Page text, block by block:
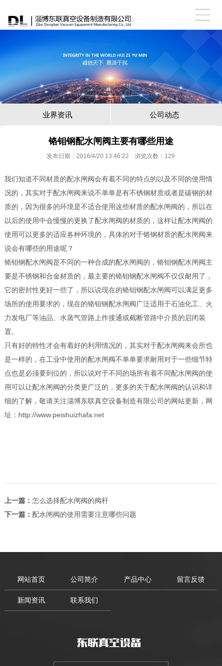
业界资讯 公司动态
铬钼钢配水闸阀主要有哪些用途
发布日期：2016/4/20 13:46:22 浏览次数： 129
我们知道不同材质的配水闸阀会有着不同的特点的以及不同的使用情
况的，其实对于配水闸阀来说不单单是有不锈钢材质或者是碳钢的材
质的，因为很多的环境是不适合使用这些材质的配水闸阀的，所以在
以后的使用中会慢慢的更换了配水闸阀的材质的，这样让配水闸阀的
使用可以更多的适应各种环境的，具体的对于铬钢材质的配水闸阀来
说会有哪些的用途呢？
铬钼钢配水闸阀是不同的一种合成的配水闸阀的，铬钼钢配水闸阀主
要是不锈钢和合金材质的，最主要的铬钼钢配水闸阀不仅仅耐用了，
它的密封性更好一些了，所以说现在的铬钼钢配水闸阀可以满足更多
场所的使用要求的，现在的铬钼钢配水闸阀广泛适用于石油化工、火
力发电厂等油品、水蒸气管路上作接通或截断管路中介质的启闭装
置。
只有好的特性才会有着好的利用情况的，其实对于配水闸阀来会所也
是一样的，在工业中使用的配水闸阀不单单要求耐用对于一些细节特
点也是必须要到位的，所以说对于不同的场所有着不同配水闸阀的使
用可以让配水闸阀的分类更广泛的，更多的关于配水闸阀的认识和详
细的了解，敬请关注淄博东联真空设备制造有限公司的网站更新，网
址：http://www.peishuizhafa.net
上一篇： 怎么选择配水闸阀的阀杆
下一篇： 配水闸阀的使用需要注意哪些问题
网站首页 公司简介 产品中心 留言反馈
新闻资讯 联系我们